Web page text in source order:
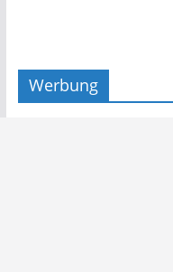
Werbung